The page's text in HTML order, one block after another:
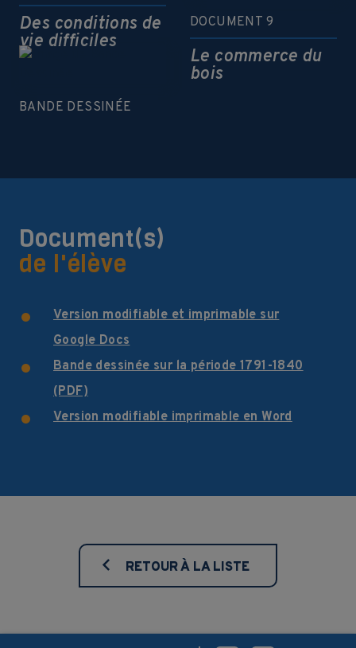
Des conditions de
vie difficiles
DOCUMENT 9
Le commerce du
bois
BANDE DESSINÉE
Document(s)
de l'élève
Version modifiable et imprimable sur
Google Docs
Bande dessinée sur la période 1791-1840
(PDF)
Version modifiable imprimable en Word
RETOUR À LA LISTE